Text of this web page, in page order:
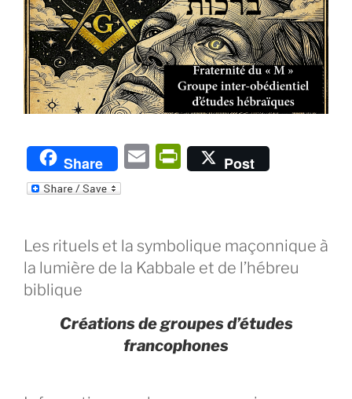
Share
E
P
ri
Fr
ie
n
y
Post
Les rituels et la symbolique maçonnique à
la lumière de la Kabbale et de l’hébreu
biblique
Créations de groupes d’études
francophones